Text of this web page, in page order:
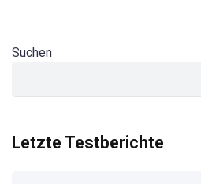
Suchen
Letzte Testberichte